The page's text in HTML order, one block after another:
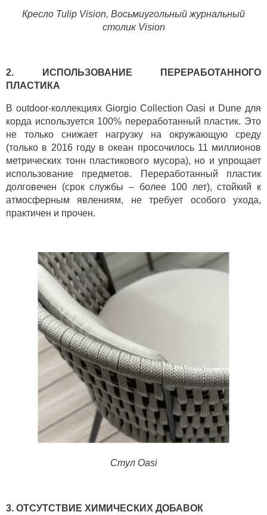
Кресло Tulip Vision, Восьмиугольный журнальный
столик Vision
2. ИСПОЛЬЗОВАНИЕ ПЕРЕРАБОТАННОГО
ПЛАСТИКА
В outdoor-коллекциях Giorgio Collection Oasi и Dune для
корда используется 100% переработанный пластик. Это
не только снижает нагрузку на окружающую среду
(только в 2016 году в океан просочилось 11 миллионов
метрических тонн пластикового мусора), но и упрощает
использование предметов. Переработанный пластик
долговечен (срок службы – более 100 лет), стойкий к
атмосферным явлениям, не требует особого ухода,
практичен и прочен.
Стул Oasi
3. ОТСУТСТВИЕ ХИМИЧЕСКИХ ДОБАВОК